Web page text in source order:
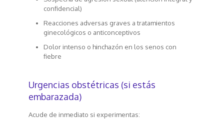
confidencial)
Reacciones adversas graves a tratamientos
ginecológicos o anticonceptivos
Dolor intenso o hinchazón en los senos con
fiebre
Urgencias obstétricas (si estás
embarazada)
Acude de inmediato si experimentas: